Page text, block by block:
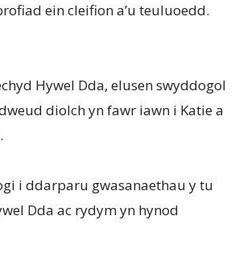
ein cleifion a’u teuluoedd.
Hywel Dda, elusen swyddogol
diolch yn fawr iawn i Katie a
i ddarparu gwasanaethau y tu
Dda ac rydym yn hynod